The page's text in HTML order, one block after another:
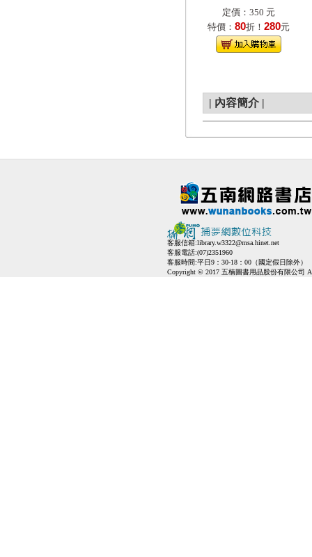
定價：350 元
特價： 80折！ 280元
| 內容簡介 |
客服信箱:library.w3322@msa.hinet.net
客服電話:(07)2351960
客服時間:平日9：30-18：00（國定假日除外）
Copyright © 2017 五楠圖書用品股份有限公司